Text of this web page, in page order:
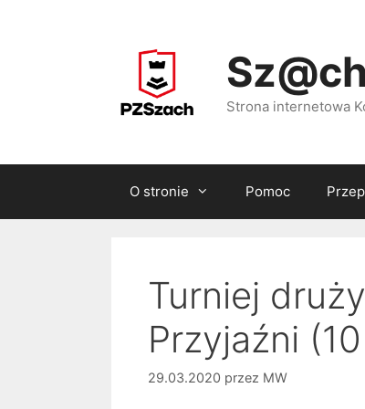
Strona internetowa
O stronie Pomoc
Turniej
Przyjaźni
29.03.2020 przez MW